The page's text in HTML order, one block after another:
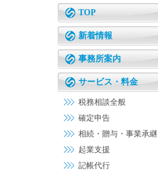
TOP
新着情報
事務所案内
サービス・料金
税務相談全般
確定申告
相続・贈与・事業承継
起業支援
記帳代行